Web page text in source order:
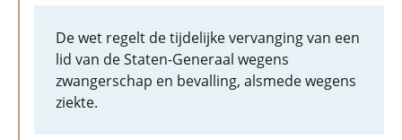
De wet regelt de tijdelijke vervanging van een
lid van de Staten-Generaal wegens
zwangerschap en bevalling, alsmede wegens
ziekte.